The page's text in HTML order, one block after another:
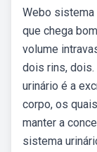
Webo sistema
que chega
volume
dois rins,
urinário é a
corpo, os
manter a
sistema